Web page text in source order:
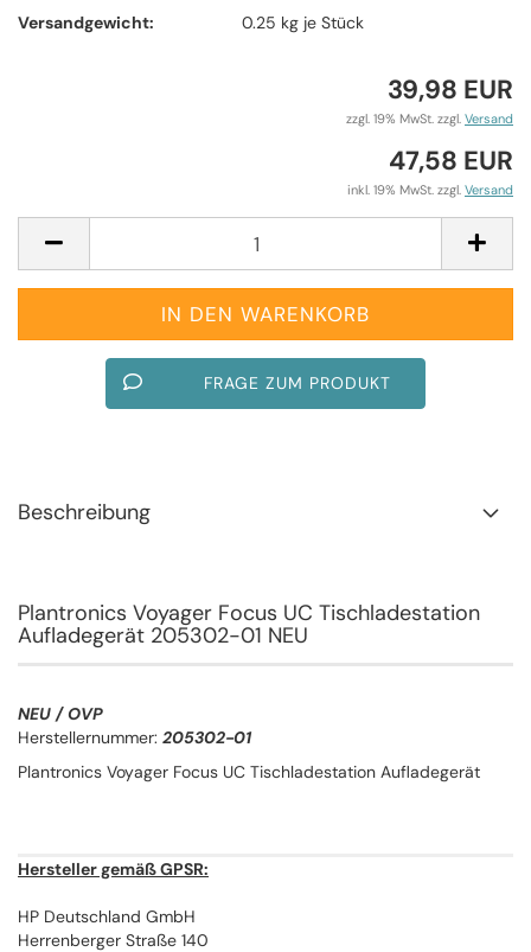
Versandgewicht:
0.25 kg je Stück
39,98 EUR
zzgl. 19% MwSt. zzgl. Versand
47,58 EUR
inkl. 19% MwSt. zzgl. Versand
FRAGE ZUM PRODUKT
Beschreibung
Plantronics Voyager Focus UC Tischladestation
Aufladegerät 205302-01 NEU
NEU / OVP
Herstellernummer: 205302-01
Plantronics Voyager Focus UC Tischladestation Aufladegerät
Hersteller gemäß GPSR:
HP Deutschland GmbH
Herrenberger Straße 140